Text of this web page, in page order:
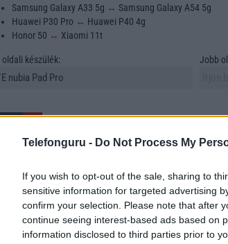
Telefonguru - Do Not Process My
If you wish to opt-out of the sale, sharing to
sensitive information for targeted advertising
confirm your selection. Please note that after
continue seeing interest-based ads based on
information disclosed to third parties prior to
Samsung Galaxy A33 5g ↔ Samsung Galaxy A54 5g
Huawei P30 Pro ↔ Huawei P40 4g
Honor 50 ↔ Xiaomi 11t
oldali készülék: Jobb
kiválasztása és összehasonlítása az egyik
szeretnének vásárolni. A mobiltelefonok
két készüléket hasonlítunk össze. Ebben a cikkben
és segítünk megtalálni azokat az elemeket,